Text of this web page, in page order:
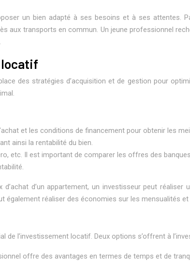
un bien adapté à ses besoins et à ses attentes.
aux transports en commun. Un jeune professionnel
des stratégies d’acquisition et de gestion pour
et les conditions de financement pour obtenir les
ainsi la rentabilité du bien.
etc. Il est important de comparer les offres des
d’un appartement, un investisseur peut
également réaliser des économies sur les mensualités
l’investissement locatif. Deux options s’offrent à
offre des avantages en termes de temps et de